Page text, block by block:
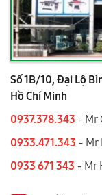
Số 1B/10, Đại Lộ
Hồ Chí Minh
0937.378.343 - Mr
0933.471.343 - Mr
0933 671 343 - Mr